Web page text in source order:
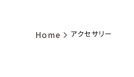
Home アクセサリー